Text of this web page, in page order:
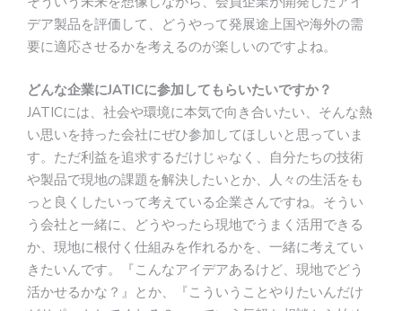
デア製品を評価して、どうやって発展途上国や海外の需
要に適応させるかを考えるのが楽しいのですよね。
どんな企業にJATICに参加してもらいたいですか？
JATICには、社会や環境に本気で向き合いたい、そんな熱
い思いを持った会社にぜひ参加してほしいと思っていま
す。ただ利益を追求するだけじゃなく、自分たちの技術
や製品で現地の課題を解決したいとか、人々の生活をも
っと良くしたいって考えている企業さんですね。そうい
う会社と一緒に、どうやったら現地でうまく活用できる
か、現地に根付く仕組みを作れるかを、一緒に考えてい
きたいんです。『こんなアイデアあるけど、現地でどう
活かせるかな？』とか、『こういうことやりたいんだけ